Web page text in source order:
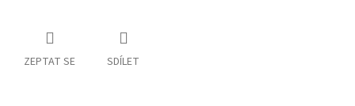
ZEPTAT SE SDÍLET